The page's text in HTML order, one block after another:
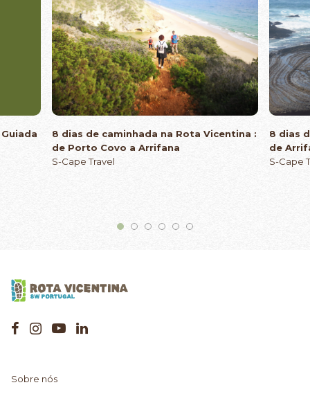
8 dias de caminhada na Rota Vicentina :
de Porto Covo a Arrifana
S-Cape Travel
8 dias
de
S-Cape
Sobre nós